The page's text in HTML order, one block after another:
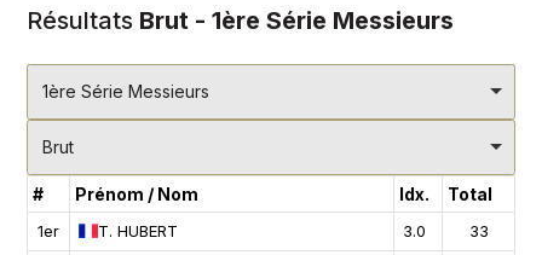
Résultats Brut - 1ère Série Messieurs
1ère Série Messieurs
Brut
# Prénom / Nom Idx. Total
1er T. HUBERT 3.0
33